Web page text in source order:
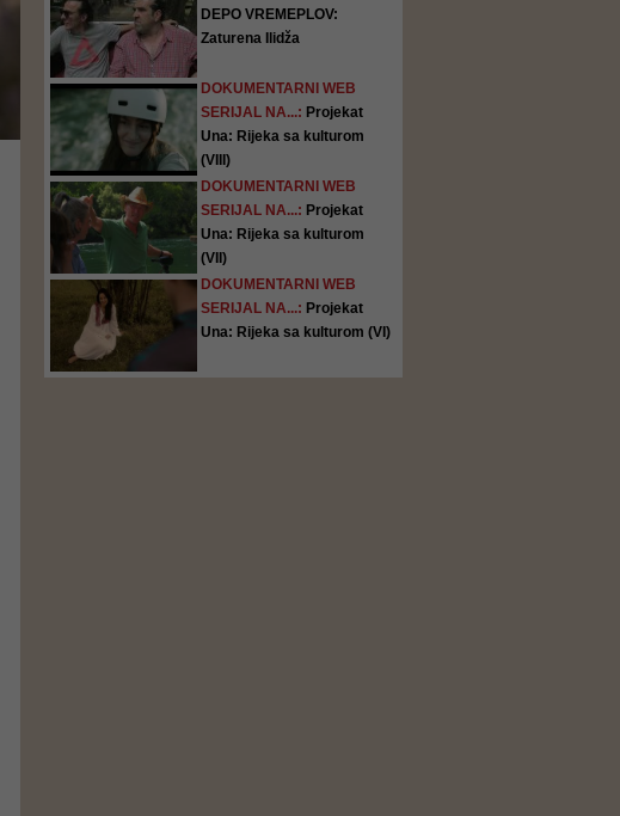
DEPO VREMEPLOV:
Zaturena Ilidža
DOKUMENTARNI WEB
SERIJAL NA...: Projekat
Una: Rijeka sa kulturom
(VIII)
DOKUMENTARNI WEB
SERIJAL NA...: Projekat
Una: Rijeka sa kulturom
(VII)
DOKUMENTARNI WEB
SERIJAL NA...: Projekat
Una: Rijeka sa kulturom (VI)